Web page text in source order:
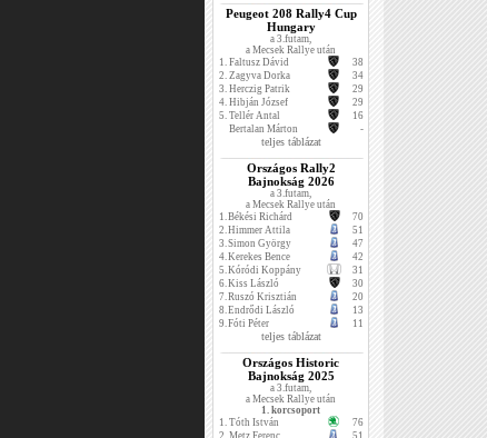
Peugeot 208 Rally4 Cup
Hungary
a 3.futam,
a Mecsek Rallye után
1. Faltusz Dávid
38
2. Zagyva Dorka
34
3. Herczig Patrik
29
4. Hibján József
29
5. Tellér Antal
16
Bertalan Márton
-
teljes táblázat
Országos Rally2
Bajnokság 2026
a 3.futam,
a Mecsek Rallye után
1.Békési Richárd
70
2.Himmer Attila
51
3.Simon György
47
4.Kerekes Bence
42
5.Kóródi Koppány
31
6.Kiss László
30
7.Ruszó Krisztián
20
8.Endrődi László
13
9.Fóti Péter 11
teljes táblázat
Országos Historic
Bajnokság 2025
a 3.futam,
a Mecsek Rallye után
1. korcsoport
1. Tóth István
76
2. Metz Ferenc 51